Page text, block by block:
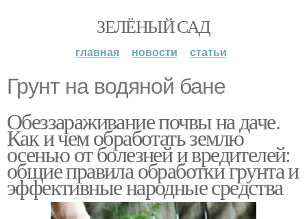
ЗЕЛЁНЫЙ САД
главная новости статьи
Грунт на водяной бане
Обеззараживание почвы на даче.
Как и чем обработать землю
осенью от болезней и вредителей:
общие правила обработки грунта и
эффективные народные средства